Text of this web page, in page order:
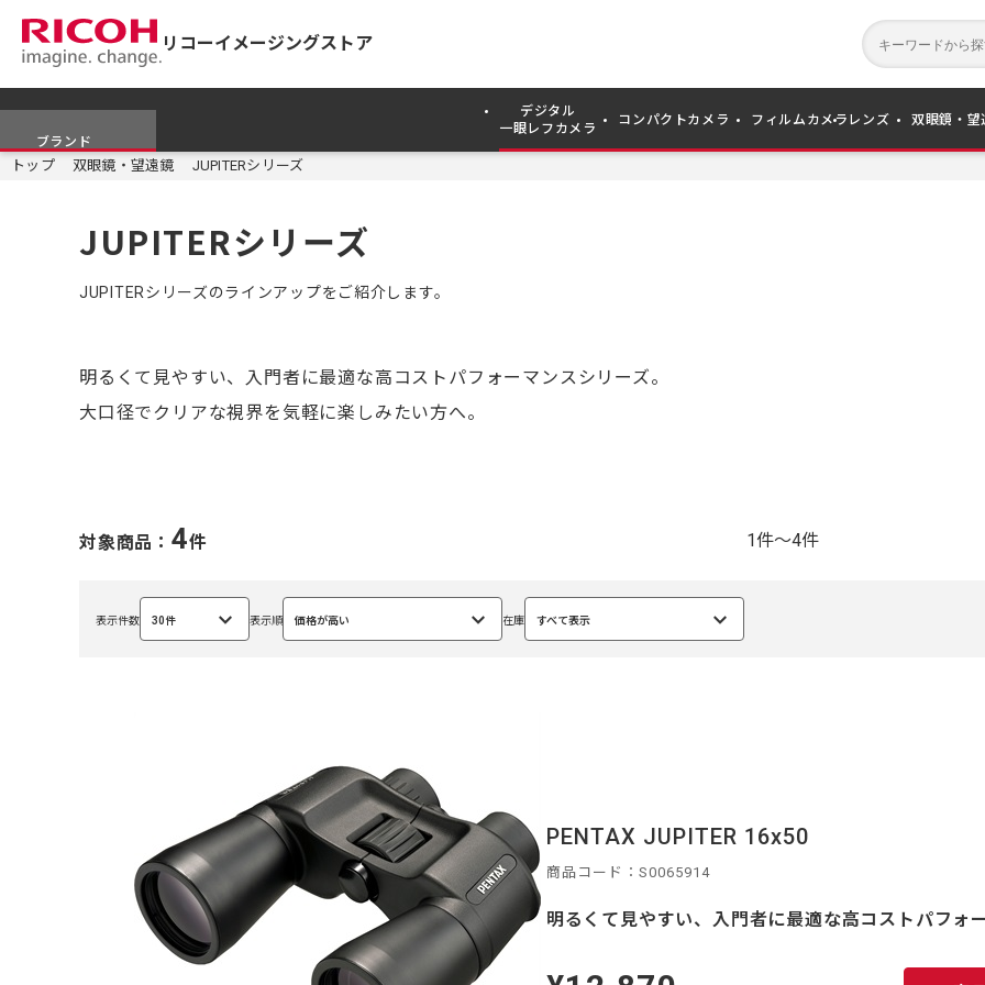
リコーイメージングストア
ブランド
デジタル
一眼レフカメラ
コンパクトカメラ フィルムカメラ レンズ 双眼鏡・望
トップ 双眼鏡・望遠鏡 JUPITERシリーズ
JUPITERシリーズ
JUPITERシリーズのラインアップをご紹介します。
明るくて見やすい、入門者に最適な高コストパフォーマンスシリーズ。
大口径でクリアな視界を気軽に楽しみたい方へ。
対象商品： 4件 1件～4件
表示件数 30件
選
択
表示順 価格が高い
選
択
在庫 すべて表示
選
択
PENTAX JUPITER 16x50
商品コード：S0065914
明るくて見やすい、入門者に最適な高コストパフォ
定